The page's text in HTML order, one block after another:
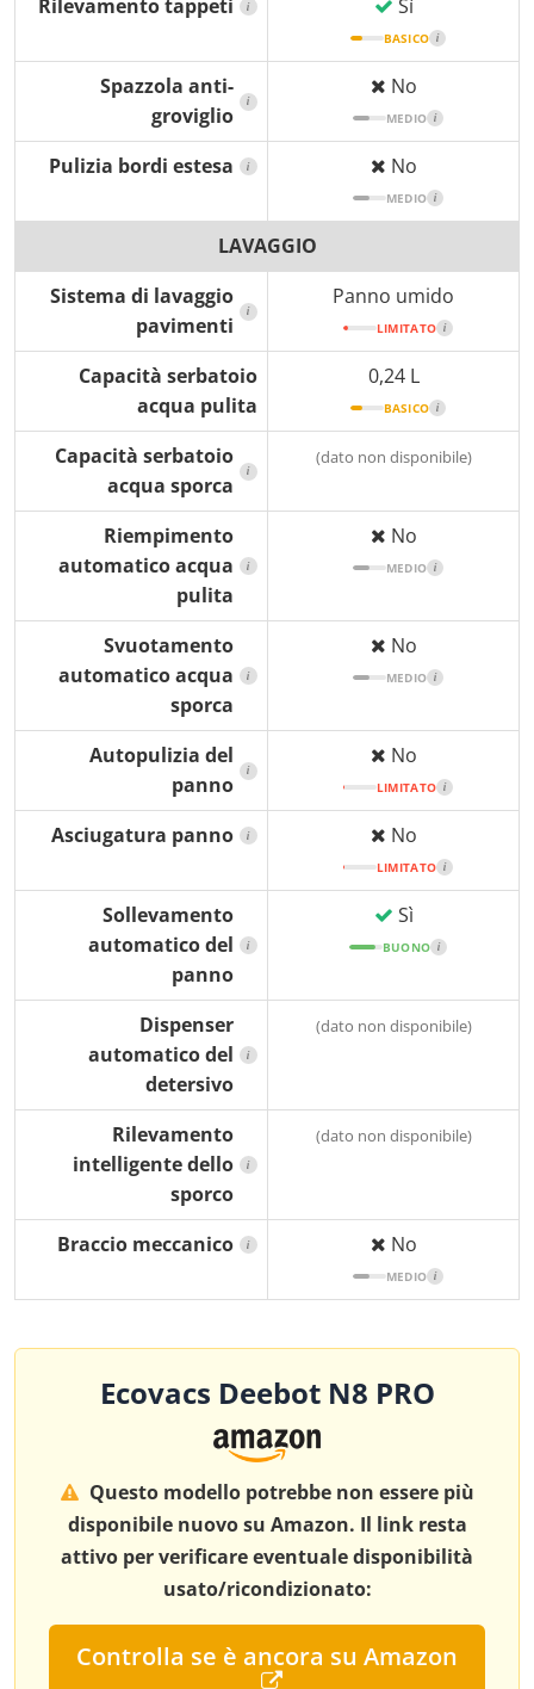
Rilevamento tappeti i Sì
BASICO i
Spazzola anti-
groviglio
i
No
MEDIO i
Pulizia bordi estesa i No
MEDIO i
LAVAGGIO
Sistema di lavaggio
pavimenti
i
Panno umido
LIMITATO i
Capacità serbatoio
acqua pulita
0,24 L
BASICO i
Capacità serbatoio
acqua sporca
i
(dato non disponibile)
Riempimento
automatico acqua
pulita
i
No
MEDIO i
Svuotamento
automatico acqua
sporca
i
No
MEDIO i
Autopulizia del
panno
i
No
LIMITATO i
Asciugatura panno i No
LIMITATO i
Sollevamento
automatico del
panno
i
Sì
BUONO i
Dispenser
automatico del
detersivo
i
(dato non disponibile)
Rilevamento
intelligente dello
sporco
i
(dato non disponibile)
Braccio meccanico i No
MEDIO i
Ecovacs Deebot N8 PRO
Questo modello potrebbe non essere più
disponibile nuovo su Amazon. Il link resta
attivo per verificare eventuale disponibilità
usato/ricondizionato:
Controlla se è ancora su Amazon